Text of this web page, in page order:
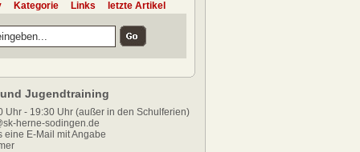
Kategorie Links letzte Artikel
Jugendtraining
Uhr - 19:30 Uhr (außer in den Schulferien)
herne-sodingen.de
E-Mail mit Angabe